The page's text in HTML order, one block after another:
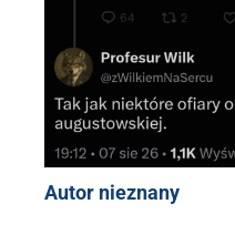
Autor nieznany